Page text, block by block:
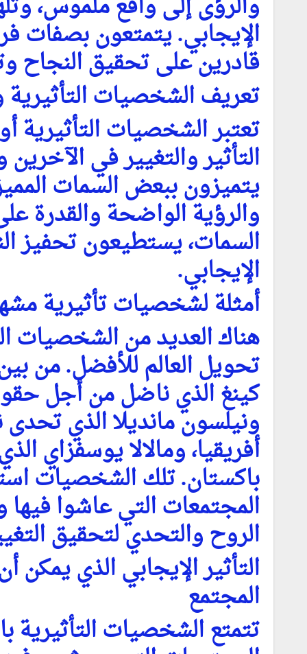
الإيجابي. يتمتعون بصفات
قادرين على تحقيق النجاح
تعريف الشخصيات التأثيرية
تعتبر الشخصيات التأثيرية
التأثير والتغيير في
يتميزون ببعض السمات
والرؤية الواضحة والقدرة
السمات، يستطيعون تحفيز
الإيجابي.
أمثلة لشخصيات تأثيرية
هناك العديد من الشخصيات
تحويل العالم للأفضل. من
كينغ الذي ناضل من أجل حقوق
ونيلسون مانديلا الذي
أفريقيا، ومالالا يوسفزاي
باكستان. تلك الشخصيات
المجتمعات التي عاشوا
الروح والتحدي لتحقيق
التأثير الإيجابي الذي
المجتمع
تتمتع الشخصيات التأثيرية